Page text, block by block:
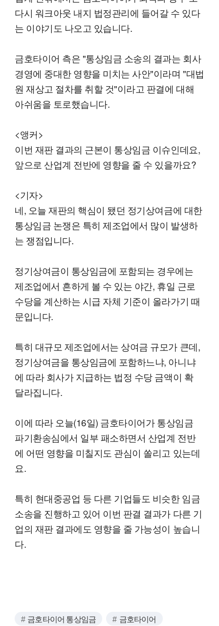
다시 워크아웃 내지 법정관리에 들어갈 수 있다
는 이야기도 나오고 있습니다.
금호타이어 측은 "통상임금 소송의 결과는 회사
경영에 중대한 영향을 미치는 사안"이라며 "대법
원 재상고 절차를 취할 것"이라고 판결에 대해
아쉬움을 토로했습니다.
<앵커>
이번 재판 결과의 근본이 통상임금 이슈인데요,
앞으로 산업계 전반에 영향을 줄 수 있을까요?
<기자>
네, 오늘 재판의 핵심이 됐던 정기상여금에 대한
통상임금 논쟁은 특히 제조업에서 많이 발생하
는 쟁점입니다.
정기상여금이 통상임금에 포함되는 경우에는
제조업에서 흔하게 볼 수 있는 야간, 휴일 근로
수당을 계산하는 시급 자체 기준이 올라가기 때
문입니다.
특히 대규모 제조업에서는 상여금 규모가 큰데,
정기상여금을 통상임금에 포함하느냐, 아니냐
에 따라 회사가 지급하는 법정 수당 금액이 확
달라집니다.
이에 따라 오늘(16일) 금호타이어가 통상임금
파기환송심에서 일부 패소하면서 산업계 전반
에 어떤 영향을 미칠지도 관심이 쏠리고 있는데
요.
특히 현대중공업 등 다른 기업들도 비슷한 임금
소송을 진행하고 있어 이번 판결 결과가 다른 기
업의 재판 결과에도 영향을 줄 가능성이 높습니
다.
금호타이어 통상임금 금호타이어